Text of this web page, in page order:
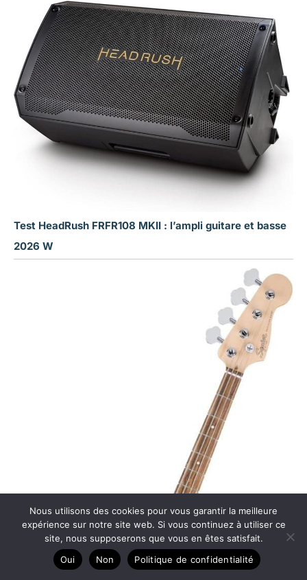
Test HeadRush FRFR108 MKII : l’ampli guitare et basse
2026 W
Nous utilisons des cookies pour vous garantir la meilleure
expérience sur notre site web. Si vous continuez à utiliser ce
site, nous supposerons que vous en êtes satisfait.
Oui
Non Politique de confidentialité